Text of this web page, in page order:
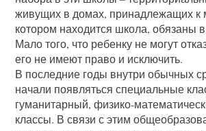
живущих в домах, принадлежащих к
котором находится школа, обязаны
Мало того, что ребенку не могут
его не имеют право и исключить.
В последние годы внутри обычных
начали появляться специальные
гуманитарный, физико-
классы. В связи с этим